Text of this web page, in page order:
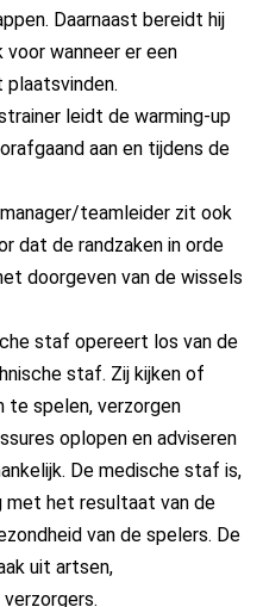
Daarnaast bereidt hij
wanneer er een
leidt de warming-up
aan en tijdens de
teamleider zit ook
dat de randzaken in orde
doorgeven van de wissels
staf opereert los van de
staf. Zij kijken of
te spelen, verzorgen
oplopen en adviseren
De medische staf is,
met het resultaat van de
van de spelers. De
uit artsen,